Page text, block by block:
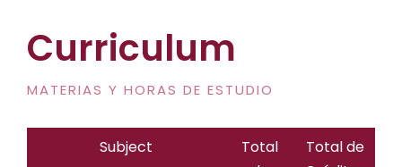
Curriculum
MATERIAS Y HORAS DE ESTUDIO
Subject
Total
Total de